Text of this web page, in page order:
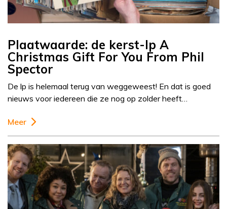
Plaatwaarde: de kerst-lp A
Christmas Gift For You From Phil
Spector
De lp is helemaal terug van weggeweest! En dat is goed
nieuws voor iedereen die ze nog op zolder heeft…
Meer